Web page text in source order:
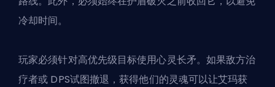
冷却时间。
玩家必须针对高优先级目标使用心灵长矛。如果敌方治
疗者或 DPS试图撤退，获得他们的灵魂可以让艾玛获